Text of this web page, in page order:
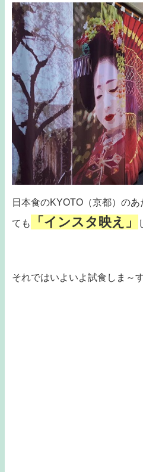
日本食のKYOTO（京都）の
ても 「インスタ映え」
それではいよいよ試食しま～す